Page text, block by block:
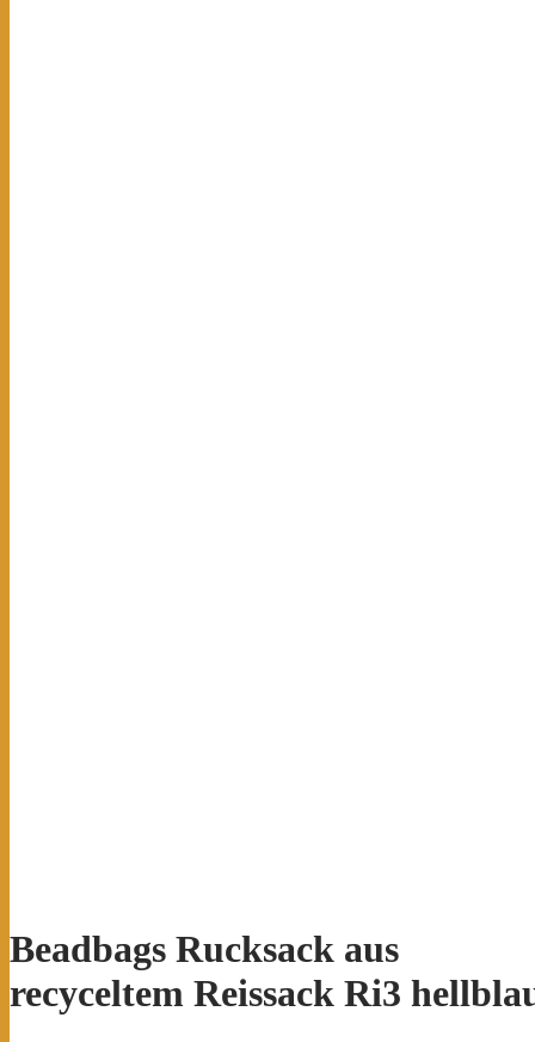
Beadbags Rucksack aus
recyceltem Reissack Ri3